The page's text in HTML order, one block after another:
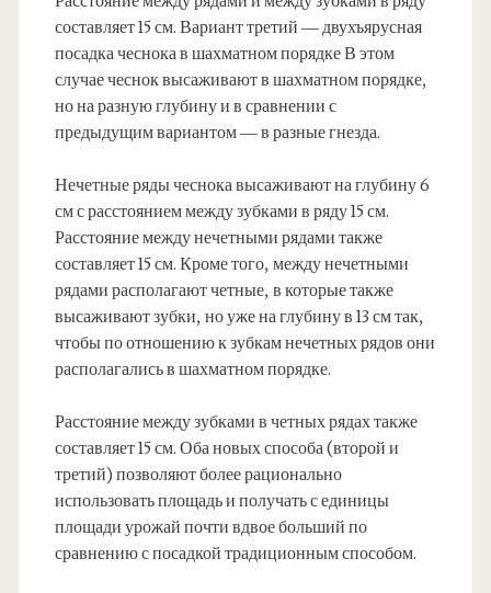
составляет 15 см. Вариант третий — двухъярусная
посадка чеснока в шахматном порядке В этом
случае чеснок высаживают в шахматном порядке,
но на разную глубину и в сравнении с
предыдущим вариантом — в разные гнезда.
Нечетные ряды чеснока высаживают на глубину 6
см с расстоянием между зубками в ряду 15 см.
Расстояние между нечетными рядами также
составляет 15 см. Кроме того, между нечетными
рядами располагают четные, в которые также
высаживают зубки, но уже на глубину в 13 см так,
чтобы по отношению к зубкам нечетных рядов они
располагались в шахматном порядке.
Расстояние между зубками в четных рядах также
составляет 15 см. Оба новых способа (второй и
третий) позволяют более рационально
использовать площадь и получать с единицы
площади урожай почти вдвое больший по
сравнению с посадкой традиционным способом.